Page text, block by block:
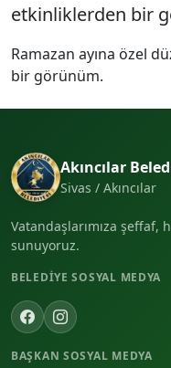
etkinliklerden bir
Ramazan ayına özel
bir görünüm.
Akıncılar
Sivas / Akıncılar
Vatandaşlarımıza şeffaf,
sunuyoruz.
BELEDIYE SOSYAL MEDYA
BAŞKAN SOSYAL MEDYA